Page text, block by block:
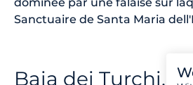
Sanctuaire de Santa Maria
Baia dei Turchi,